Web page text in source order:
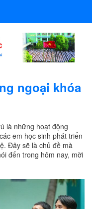
ngoại khóa
là những hoạt động
em học sinh phát triển
Đây sẽ là chủ đề mà
đến trong hôm nay, mời